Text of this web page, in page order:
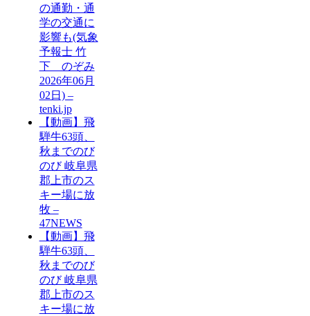
の通勤・通
学の交通に
影響も(気象
予報士 竹
下 のぞみ
2026年06月
02日) –
tenki.jp
【動画】飛
騨牛63頭、
秋までのび
のび 岐阜県
郡上市のス
キー場に放
牧 –
47NEWS
【動画】飛
騨牛63頭、
秋までのび
のび 岐阜県
郡上市のス
キー場に放